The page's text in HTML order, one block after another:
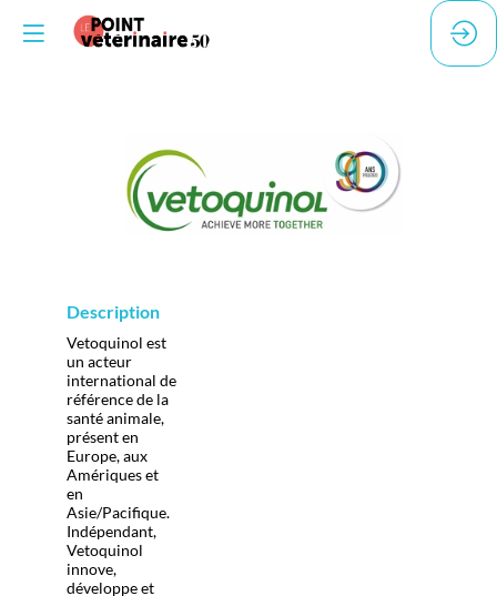
Description
Vetoquinol est
un acteur
international de
référence de la
santé animale,
présent en
Europe, aux
Amériques et
en
Asie/Pacifique.
Indépendant,
Vetoquinol
innove,
développe et